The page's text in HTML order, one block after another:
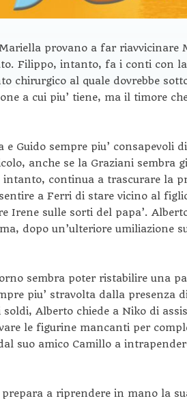
provano a far riavvicinare
Filippo, intanto, fa i conti con
chirurgico al quale dovrebbe
a cui piu’ tiene, ma il timore
Guido sempre piu’ consapevoli
anche se la Graziani sembra
continua a trascurare la
a Ferri di stare vicino al
Irene sulle sorti del papa’.
dopo un’ulteriore umiliazione
sembra poter ristabilire una
piu’ stravolta dalla presenza
soldi, Alberto chiede a Niko di
le figurine mancanti per
suo amico Camillo a
prepara a riprendere in mano la